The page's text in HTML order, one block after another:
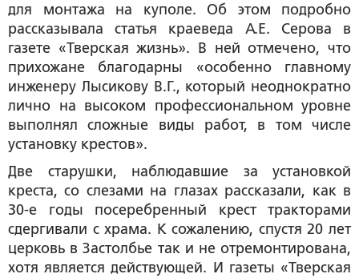
для монтажа на куполе. Об этом подробно
рассказывала статья краеведа А.Е. Серова в
газете «Тверская жизнь». В ней отмечено, что
прихожане благодарны «особенно главному
инженеру Лысикову В.Г., который неоднократно
лично на высоком профессиональном уровне
выполнял сложные виды работ, в том числе
установку крестов».
Две старушки, наблюдавшие за установкой
креста, со слезами на глазах рассказали, как в
30-е годы посеребренный крест тракторами
сдергивали с храма. К сожалению, спустя 20 лет
церковь в Застолбье так и не отремонтирована,
хотя является действующей. И газеты «Тверская